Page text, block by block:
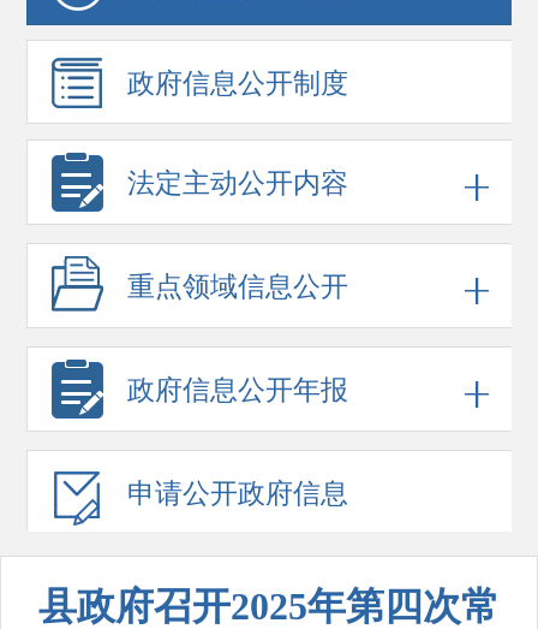
政府信息公开制度
法定主动公开内容
重点领域信息公开
政府信息公开年报
申请公开政府信息
县政府召开2025年第四次常